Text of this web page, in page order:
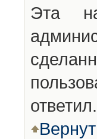
Эта
ответил.